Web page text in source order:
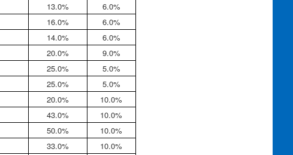
13.0%
6.0%
16.0% 6.0%
14.0%
6.0%
20.0% 9.0%
25.0%
5.0%
25.0% 5.0%
20.0%
10.0%
43.0%
10.0%
50.0%
10.0%
33.0% 10.0%